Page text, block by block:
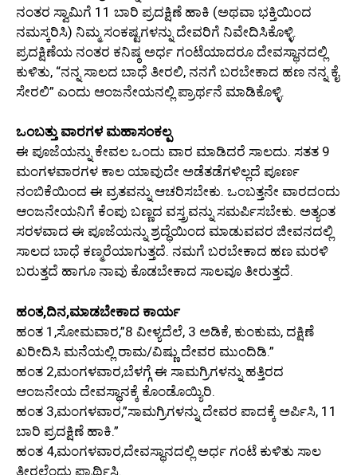
ನಂತರ ಸ್ವಾಮಿಗೆ 11 ಬಾರಿ ಪ್ರದಕ್ಷಿಣೆ ಹಾಕಿ (ಅಥವಾ ಭಕ್ತಿಯಿಂದ
ನಮಸ್ಕರಿಸಿ) ನಿಮ್ಮ ಸಂಕಷ್ಟಗಳನ್ನು ದೇವರಿಗೆ ನಿವೇದಿಸಿಕೊಳ್ಳಿ.
ಪ್ರದಕ್ಷಿಣೆಯ ನಂತರ ಕನಿಷ್ಠ ಅರ್ಧ ಗಂಟೆಯಾದರೂ ದೇವಸ್ಥಾನದಲ್ಲಿ
ಕುಳಿತು, “ನನ್ನ ಸಾಲದ ಬಾಧೆ ತೀರಲಿ, ನನಗೆ ಬರಬೇಕಾದ ಹಣ ನನ್ನ ಕೈ
ಸೇರಲಿ” ಎಂದು ಆಂಜನೇಯನಲ್ಲಿ ಪ್ರಾರ್ಥನೆ ಮಾಡಿಕೊಳ್ಳಿ.
ಒಂಬತ್ತು ವಾರಗಳ ಮಹಾಸಂಕಲ್ಪ
ಈ ಪೂಜೆಯನ್ನು ಕೇವಲ ಒಂದು ವಾರ ಮಾಡಿದರೆ ಸಾಲದು. ಸತತ 9
ಮಂಗಳವಾರಗಳ ಕಾಲ ಯಾವುದೇ ಅಡೆತಡೆಗಳಿಲ್ಲದೆ ಪೂರ್ಣ
ನಂಬಿಕೆಯಿಂದ ಈ ವ್ರತವನ್ನು ಆಚರಿಸಬೇಕು. ಒಂಬತ್ತನೇ ವಾರದಂದು
ಆಂಜನೇಯನಿಗೆ ಕೆಂಪು ಬಣ್ಣದ ವಸ್ತ್ರವನ್ನು ಸಮರ್ಪಿಸಬೇಕು. ಅತ್ಯಂತ
ಸರಳವಾದ ಈ ಪೂಜೆಯನ್ನು ಶ್ರದ್ಧೆಯಿಂದ ಮಾಡುವವರ ಜೀವನದಲ್ಲಿ
ಸಾಲದ ಬಾಧೆ ಕಣ್ಮರೆಯಾಗುತ್ತದೆ. ನಮಗೆ ಬರಬೇಕಾದ ಹಣ ಮರಳಿ
ಬರುತ್ತದೆ ಹಾಗೂ ನಾವು ಕೊಡಬೇಕಾದ ಸಾಲವೂ ತೀರುತ್ತದೆ.
ಹಂತ,ದಿನ,ಮಾಡಬೇಕಾದ ಕಾರ್ಯ
ಹಂತ 1,ಸೋಮವಾರ,”8 ವೀಳ್ಯದೆಲೆ, 3 ಅಡಿಕೆ, ಕುಂಕುಮ, ದಕ್ಷಿಣೆ
ಖರೀದಿಸಿ ಮನೆಯಲ್ಲಿ ರಾಮ/ವಿಷ್ಣು ದೇವರ ಮುಂದಿಡಿ.”
ಹಂತ 2,ಮಂಗಳವಾರ,ಬೆಳಗ್ಗೆ ಈ ಸಾಮಗ್ರಿಗಳನ್ನು ಹತ್ತಿರದ
ಆಂಜನೇಯ ದೇವಸ್ಥಾನಕ್ಕೆ ಕೊಂಡೊಯ್ಯಿರಿ.
ಹಂತ 3,ಮಂಗಳವಾರ,”ಸಾಮಗ್ರಿಗಳನ್ನು ದೇವರ ಪಾದಕ್ಕೆ ಅರ್ಪಿಸಿ, 11
ಬಾರಿ ಪ್ರದಕ್ಷಿಣೆ ಹಾಕಿ.”
ಹಂತ 4,ಮಂಗಳವಾರ,ದೇವಸ್ಥಾನದಲ್ಲಿ ಅರ್ಧ ಗಂಟೆ ಕುಳಿತು ಸಾಲ
ತೀರಲೆಂದು ಪ್ರಾರ್ಥಿಸಿ.